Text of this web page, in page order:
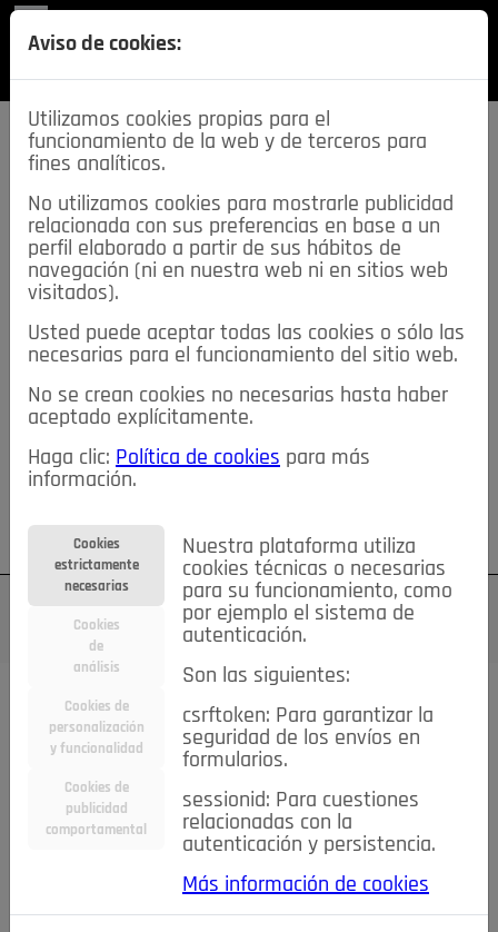
SECCIONES
descarga esta
REVISTA
≡NOTICIAS
NOTICIAS SERVICIOS DE INTERÉS
TABLÓN DE ANUNCIOS MIS ANUNCIOS CONTACTO
NOSOTROS
Su cuenta Regístrese ¿Olvidó su contraseña?
TODAS Deporte Bicicletas Deportes y Ocio
Electrodomésticos
Niños y Bebés Inmobiliaria Construcción y Reformas
Moda Accesorios Ropa Motor
Motor y Accesorios Motos Ocio
Aviso de cookies:
Utilizamos cookies propias para el
funcionamiento de la web y de terceros para
fines analíticos.
No utilizamos cookies para mostrarle publicidad
relacionada con sus preferencias en base a un
perfil elaborado a partir de sus hábitos de
navegación (ni en nuestra web ni en sitios web
visitados).
Usted puede aceptar todas las cookies o sólo las
necesarias para el funcionamiento del sitio web.
No se crean cookies no necesarias hasta haber
aceptado explícitamente.
Haga clic: Política de cookies para más
información.
Cookies
estrictamente
necesarias
Cookies
de
análisis
Cookies de
personalización
y funcionalidad
Cookies de
publicidad
comportamental
Nuestra plataforma utiliza
cookies técnicas o necesarias
para su funcionamiento, como
por ejemplo el sistema de
autenticación.
Son las siguientes:
csrftoken: Para garantizar la
seguridad de los envíos en
formularios.
sessionid: Para cuestiones
relacionadas con la
autenticación y persistencia.
Más información de cookies